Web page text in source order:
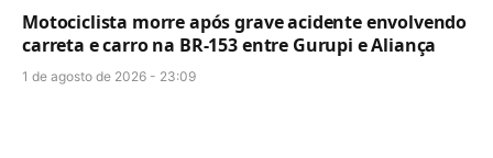
Motociclista morre após grave acidente envolvendo
carreta e carro na BR-153 entre Gurupi e Aliança
1 de agosto de 2026 - 23:09